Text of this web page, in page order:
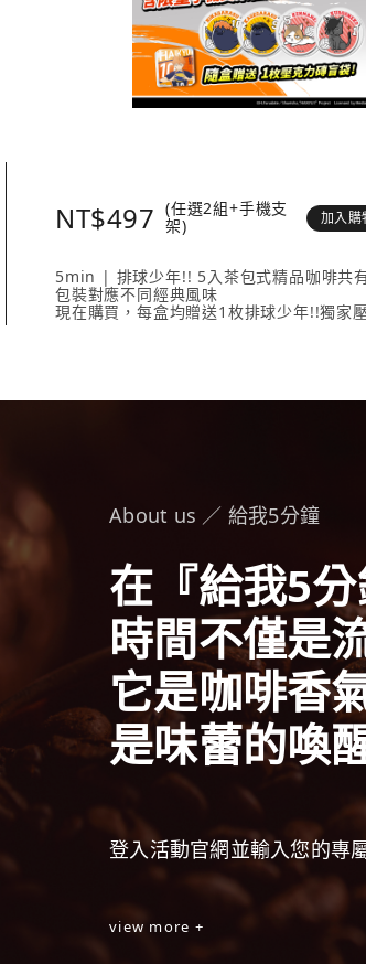
NT$497 (任選2組+手機支
架)
加入購
5min | 排球少年!! 5入茶包式精品咖啡共
包裝對應不同經典風味
現在購買，每盒均贈送1枚排球少年!!獨家
（隨盒附贈1枚壓克力磚）任選2款、《排
About us ／ 給我5分鐘
在『給我5分
時間不僅是
它是咖啡香
是味蕾的喚
登入活動官網並輸入您的專
view more +